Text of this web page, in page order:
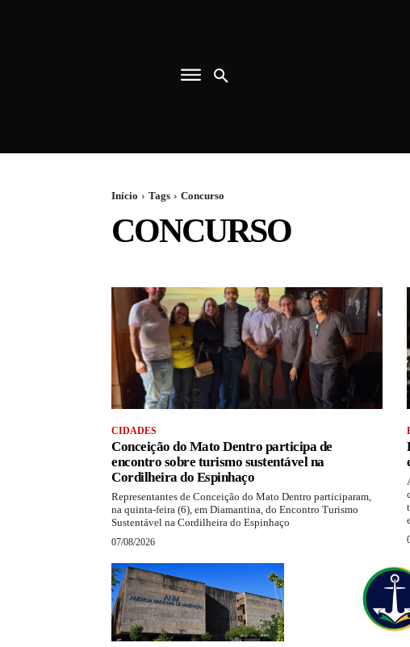
Início Tags Concurso
CONCURSO
CIDADES
Conceição do Mato Dentro participa de
encontro sobre turismo sustentável na
Cordilheira do Espinhaço
Representantes de Conceição do Mato Dentro participaram,
na quinta-feira (6), em Diamantina, do Encontro Turismo
Sustentável na Cordilheira do Espinhaço
07/08/2026